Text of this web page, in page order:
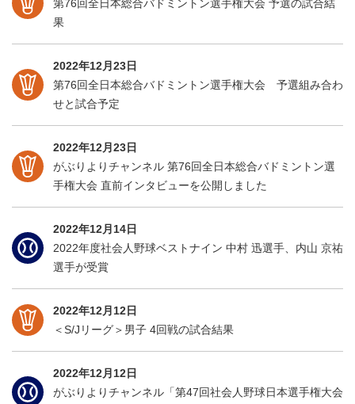
第76回全日本総合バドミントン選手権大会 予選の試合結
果
2022年12月23日
第76回全日本総合バドミントン選手権大会 予選組み合わ
せと試合予定
2022年12月23日
がぶりよりチャンネル 第76回全日本総合バドミントン選
手権大会 直前インタビューを公開しました
2022年12月14日
2022年度社会人野球ベストナイン 中村 迅選手、内山 京祐
選手が受賞
2022年12月12日
＜S/Jリーグ＞男子 4回戦の試合結果
2022年12月12日
がぶりよりチャンネル「第47回社会人野球日本選手権大会